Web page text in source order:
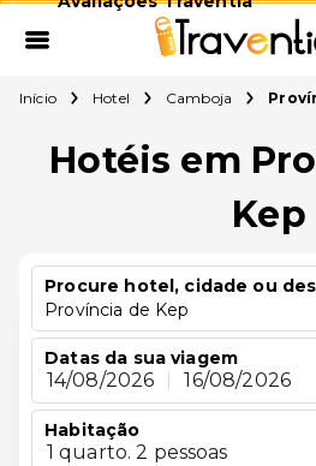
Início Hotel Camboja
Hotéis em
Kep
Procure hotel, cidade ou
Província de Kep
Datas da sua viagem
14/08/2026 16/08/2026
Habitação
1 quarto. 2 pessoas